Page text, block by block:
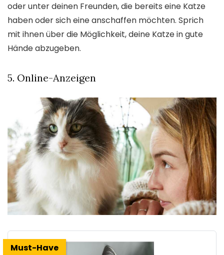
oder unter deinen Freunden, die bereits eine Katze
haben oder sich eine anschaffen möchten. Sprich
mit ihnen über die Möglichkeit, deine Katze in gute
Hände abzugeben.
5. Online-Anzeigen
Must-Have